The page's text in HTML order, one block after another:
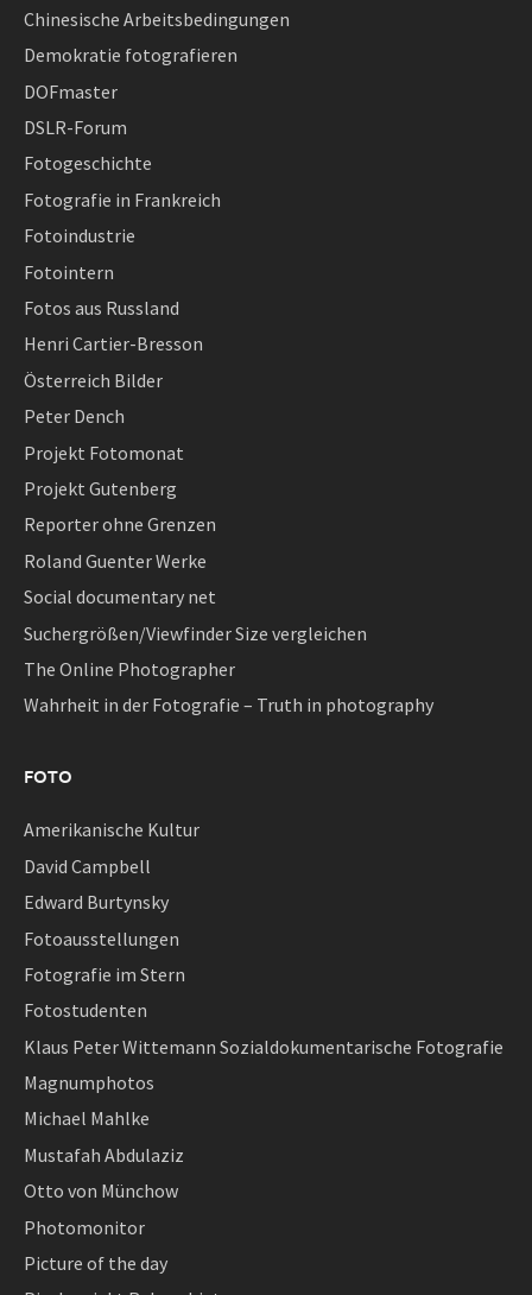
Chinesische Arbeitsbedingungen
Demokratie fotografieren
DOFmaster
DSLR-Forum
Fotogeschichte
Fotografie in Frankreich
Fotoindustrie
Fotointern
Fotos aus Russland
Henri Cartier-Bresson
Österreich Bilder
Peter Dench
Projekt Fotomonat
Projekt Gutenberg
Reporter ohne Grenzen
Roland Guenter Werke
Social documentary net
Suchergrößen/Viewfinder Size vergleichen
The Online Photographer
Wahrheit in der Fotografie – Truth in photography
FOTO
Amerikanische Kultur
David Campbell
Edward Burtynsky
Fotoausstellungen
Fotografie im Stern
Fotostudenten
Klaus Peter Wittemann Sozialdokumentarische Fotografie
Magnumphotos
Michael Mahlke
Mustafah Abdulaziz
Otto von Münchow
Photomonitor
Picture of the day